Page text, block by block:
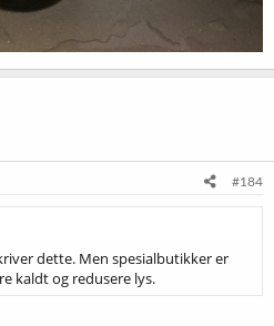
#184
dette. Men spesialbutikker er
kaldt og redusere lys.